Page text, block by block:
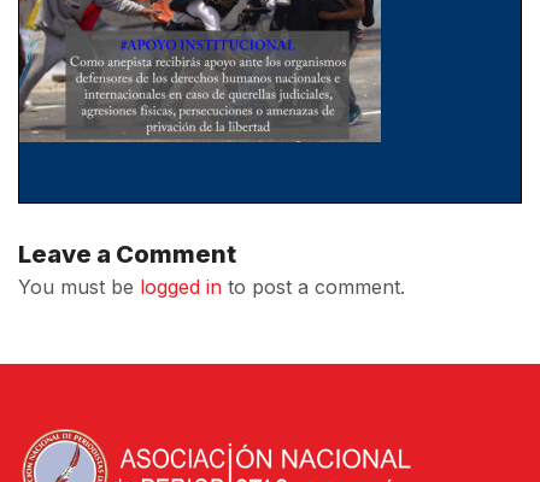
Leave a Comment
You must be logged in to post a comment.